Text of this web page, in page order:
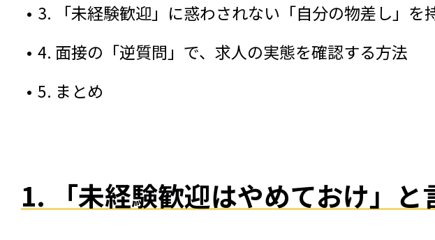
3. 「未経験歓迎」に惑わされない「自分の物差し」を
4. 面接の「逆質問」で、求人の実態を確認する方法
5. まとめ
1. 「未経験歓迎はやめておけ」と